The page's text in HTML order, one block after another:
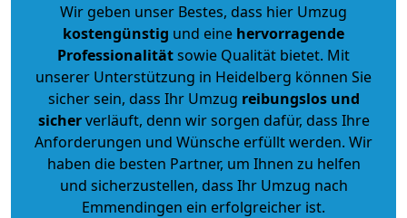
Wir geben unser Bestes, dass hier Umzug
kostengünstig und eine hervorragende
Professionalitätsowie Qualität bietet. Mit
unserer Unterstützung in Heidelberg können Sie
sicher sein, dass Ihr Umzug reibungslos und
sicherverläuft, denn wir sorgen dafür, dass Ihre
Anforderungen und Wünsche erfüllt werden. Wir
haben die besten Partner, um Ihnen zu helfen
und sicherzustellen, dass Ihr Umzug nach
Emmendingen ein erfolgreicher ist.